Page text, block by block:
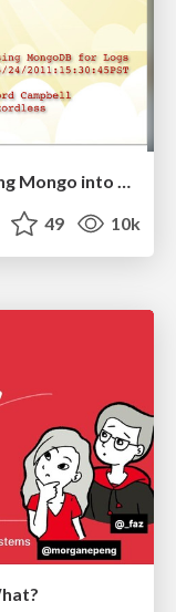
Visualizing Your Data: Incorporating Mongo into Loggly Infrastructure
49 10k